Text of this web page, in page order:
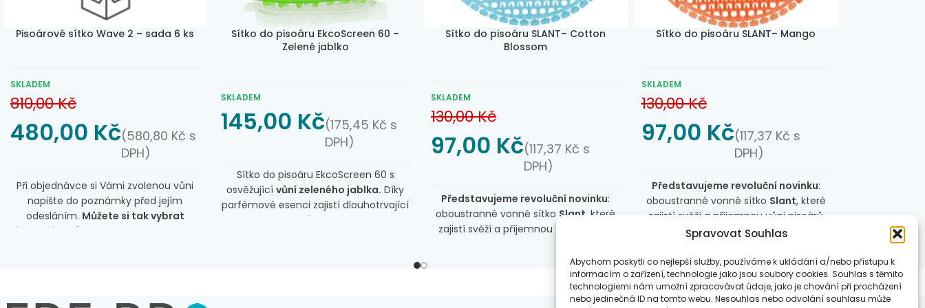
Spravovat Souhlas
Abychom poskytli co nejlepší služby, používáme k ukládání a/nebo přístupu k
informacím o zařízení, technologie jako jsou soubory cookies. Souhlas s těmito
technologiemi nám umožní zpracovávat údaje, jako je chování při procházení
nebo jedinečná ID na tomto webu. Nesouhlas nebo odvolání souhlasu může
Pisoárové sítko Wave 2 – sada 6 ks
SKLADEM
810,00Kč
480,00 Kč(580,80 Kč s
DPH)
Při objednávce si Vámi zvolenou vůni
napište do poznámky před jejím
odesláním. Můžete si tak vybrat
jednotlivé vůně:
Sítko do pisoáru EkcoScreen 60 –
Zelené jablko
SKLADEM
145,00 Kč(175,45 Kč s
DPH)
Sítko do pisoáru EkcoScreen 60 s
osvěžujícívůní zeleného jablka. Díky
parfémové esenci zajistí dlouhotrvající
a příjemnou vůni po celou dobu
Sítko do pisoáru SLANT– Cotton
Blossom
SKLADEM
130,00Kč
97,00 Kč(117,37 Kč s
DPH)
Představujeme revoluční novinku:
oboustranné vonné sítko Slant , které
zajistí svěží a příjemnou vůni pisoárů
patentovanému designu se šikmými
bodlinkami poskytuje maximální
ochranu proti rozstřikování tekutin – až
Sítko do pisoáru SLANT– Mango
SKLADEM
130,00Kč
97,00 Kč(117,37 Kč s
DPH)
Představujeme revoluční novinku:
oboustranné vonné sítko Slant, které
zajistí svěží a příjemnou vůni pisoárů
po dobu až 30 dní. Díky
bodlinkami poskytuje maximální
ochranu proti rozstřikování tekutin – až
99,9% účinnost.
2 kusy, cena
dlouhodobé
Inovativní
efektivně